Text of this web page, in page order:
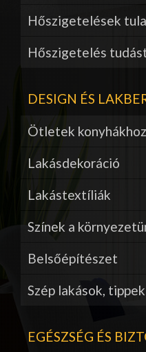
Hőszigetelések
Hőszigetelés
DESIGN ÉS
Ötletek konyhákhoz
Lakásdekoráció
Lakástextíliák
Színek a
Belsőépítészet
Szép lakások, tippek
EGÉSZSÉG ÉS